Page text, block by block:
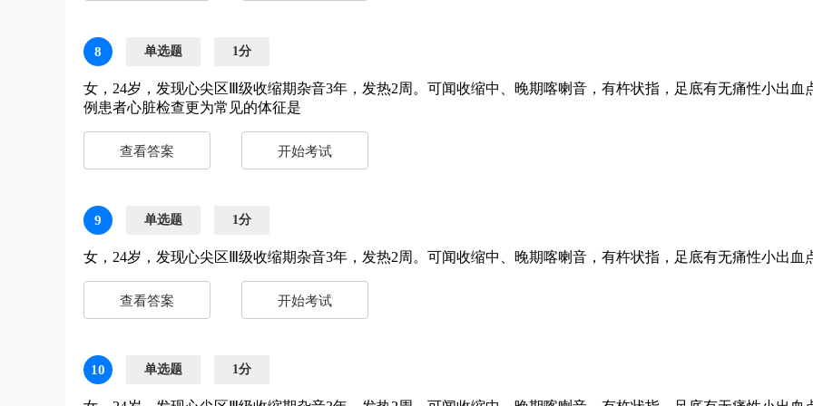
8 单选题 1分
女，24岁，发现心尖区Ⅲ级收缩期杂音3年，发热2周。可闻收缩中、晚期喀喇音，有杵状指，足底有无痛性小出血
例患者心脏检查更为常见的体征是
查看答案 开始考试
9 单选题 1分
女，24岁，发现心尖区Ⅲ级收缩期杂音3年，发热2周。可闻收缩中、晚期喀喇音，有杵状指，足底有无痛性小出血
查看答案 开始考试
10 单选题 1分